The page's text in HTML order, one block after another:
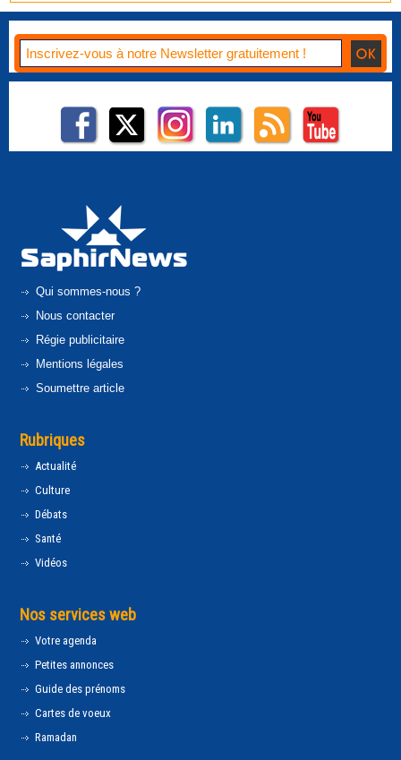
Qui sommes-nous ?
Nous contacter
Régie publicitaire
Mentions légales
Soumettre article
Rubriques
Actualité
Culture
Débats
Santé
Vidéos
Nos services web
Votre agenda
Petites annonces
Guide des prénoms
Cartes de voeux
Ramadan